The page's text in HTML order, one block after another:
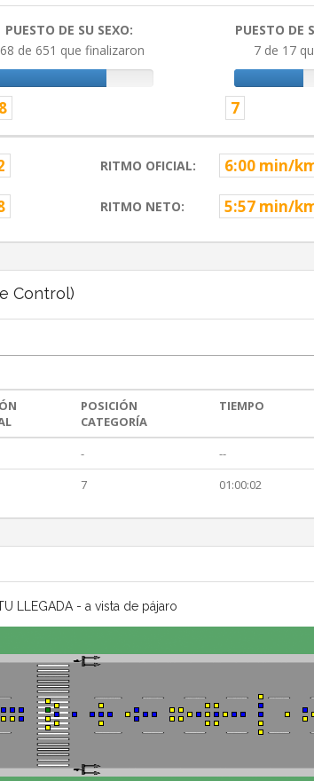
PUESTO DE SU SEXO:
de 651 que finalizaron
PUESTO DE
7 de 17
7
RITMO OFICIAL: 6:00 min/
RITMO NETO: 5:57 min/
Control)
POSICIÓN
CATEGORÍA
TIEMPO
-
--
7 01:00:02
LLEGADA - a vista de pájaro